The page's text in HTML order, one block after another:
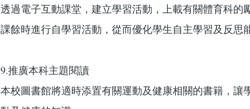
透過電子互動課堂，建立學習活動，上載有關體育科
課餘時進行自學習活動，從而優化學生自主學習及反思
9.推廣本科主題閱讀
本校圖書館將適時添置有關運動及健康相關的書籍，